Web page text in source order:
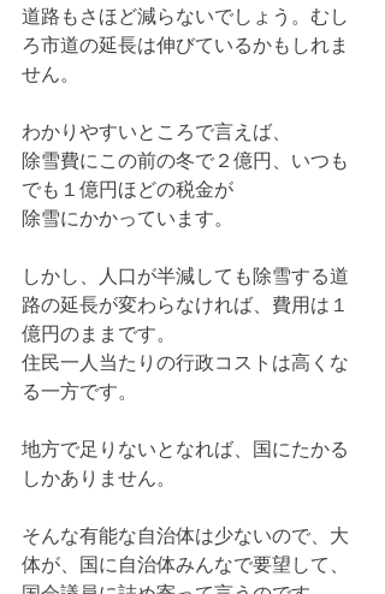
道路もさほど減らないでしょう。むし
ろ市道の延長は伸びているかもしれま
せん。
わかりやすいところで言えば、
除雪費にこの前の冬で２億円、いつも
でも１億円ほどの税金が
除雪にかかっています。
しかし、人口が半減しても除雪する道
路の延長が変わらなければ、費用は１
億円のままです。
住民一人当たりの行政コストは高くな
る一方です。
地方で足りないとなれば、国にたかる
しかありません。
そんな有能な自治体は少ないので、大
体が、国に自治体みんなで要望して、